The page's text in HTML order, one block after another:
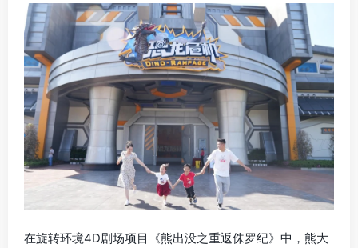
在旋转环境4D剧场项目《熊出没之重返侏罗纪》中，熊大